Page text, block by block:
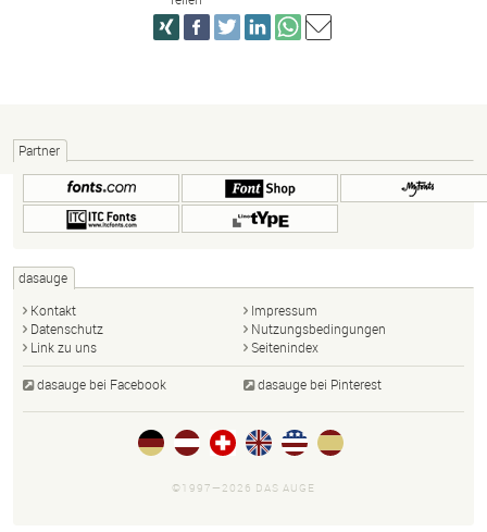
Partner
dasauge
Kontakt
Impressum
Datenschutz
Nutzungsbedingungen
Link zu uns
Seitenindex
dasauge bei Facebook dasauge bei Pinterest
©1997—2026 DAS AUGE